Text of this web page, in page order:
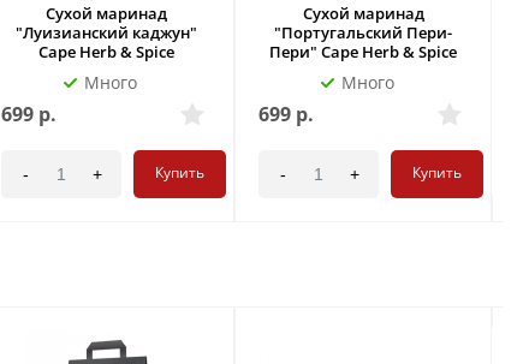
Сухой маринад
"Луизианский каджун"
Cape Herb & Spice
Много
699 р.
- + Купить
Сухой маринад
"Португальский Пери-
Пери" Cape Herb & Spice
Много
699 р.
- + Купить